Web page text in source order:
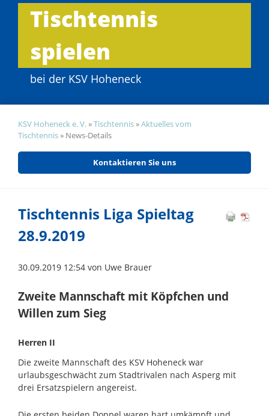
Tischtennis
spielen
bei der KSV Hoheneck
KSV Hoheneck e. V.»Tischtennis»Aktuelles vom
Tischtennis» News-Details
Kontaktieren Sie uns
Tischtennis Liga Spieltag
28.9.2019
30.09.2019 12:54von Uwe Brauer
Zweite Mannschaft mit Köpfchen und
Willen zum Sieg
Herren II
Die zweite Mannschaft des KSV Hoheneck war
urlaubsgeschwächt zum Stadtrivalen nach Asperg mit
drei Ersatzspielern angereist.